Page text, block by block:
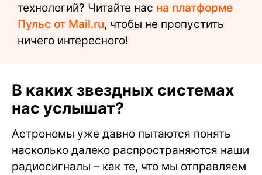
технологий? Читайте нас на платформе
Пульс от Mail.ru, чтобы не пропустить
ничего интересного!
В каких звездных системах
нас услышат?
Астрономы уже давно пытаются понять
насколько далеко распространяются наши
радиосигналы – как те, что мы отправляем